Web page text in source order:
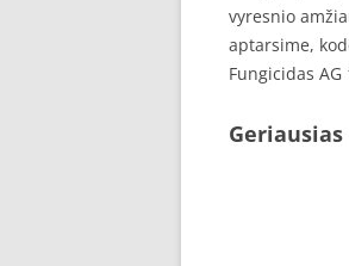
vyresnio
aptarsime,
Fungicidas